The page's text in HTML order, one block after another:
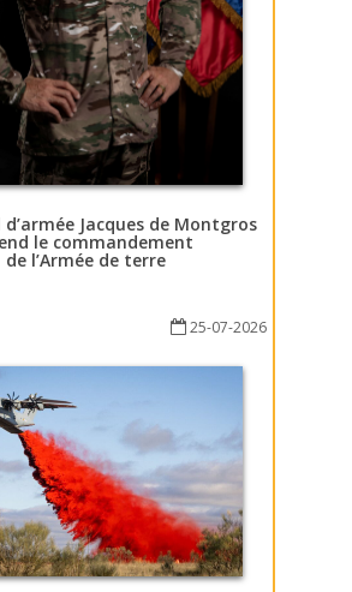
d’armée Jacques de Montgros
le commandement
de l’Armée de terre
25-07-2026